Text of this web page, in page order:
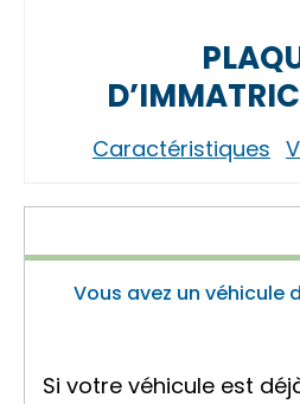
Caractéristiques
Vous avez un véhicule
Si votre véhicule est